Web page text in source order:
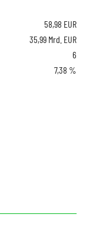
58,98 EUR
35,99 Mrd. EUR
6
7,38 %